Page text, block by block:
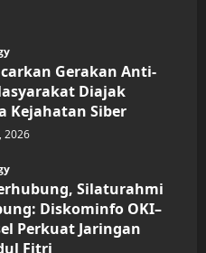
Gerakan Anti-
Diajak
Kejahatan Siber
2026
Silaturahmi
Diskominfo OKI–
Perkuat Jaringan
Fitri